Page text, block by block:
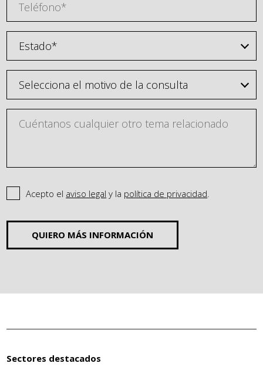
Acepto el aviso legal y la política de privacidad.
QUIERO MÁS INFORMACIÓN
Sectores destacados